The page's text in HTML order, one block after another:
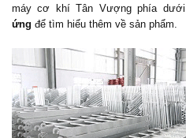
máy cơ khí Tân Vượng phía
ứng để tìm hiểu thêm về sản phẩm.